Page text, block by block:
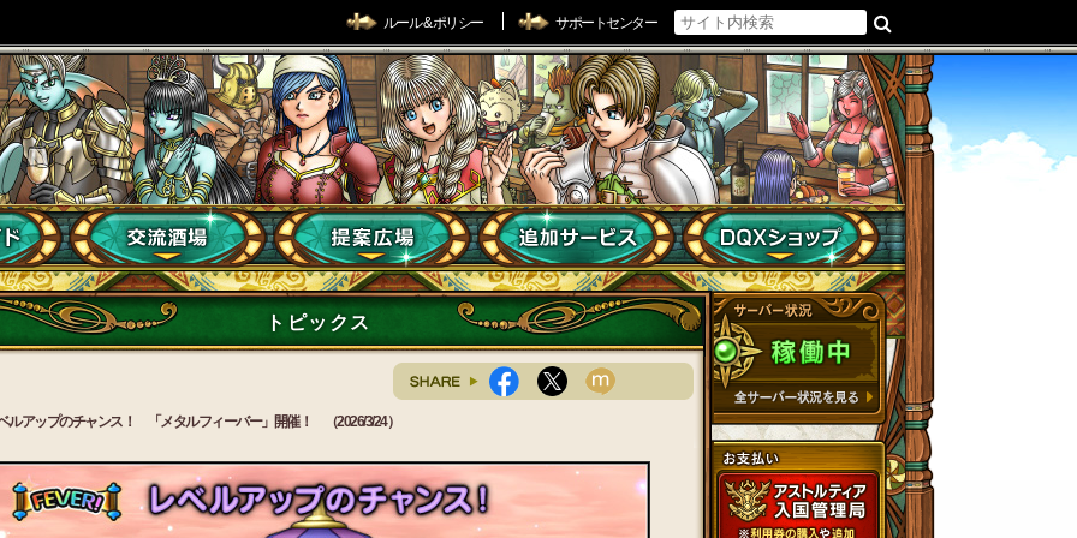
ルール & ポリシー サポートセンター
トピックス
ルアップのチャンス！ 「メタルフィーバー」開催！ （2026/3/24）